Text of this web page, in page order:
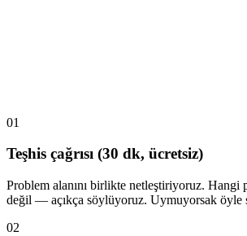
01
Teşhis çağrısı (30 dk, ücretsiz)
Problem alanını birlikte netleştiriyoruz. Hangi
değil — açıkça söylüyoruz. Uymuyorsak öyle
02